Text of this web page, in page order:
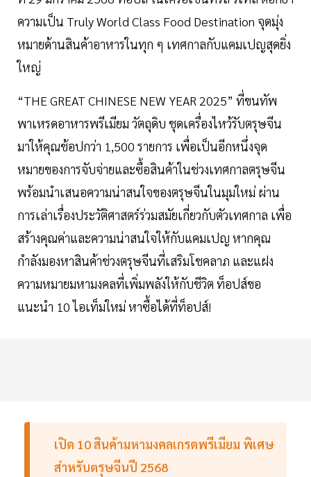
ความเป็น Truly World Class Food Destination จุดมุ่ง
หมายด้านสินค้าอาหารในทุก ๆ เทศกาลกับแคมเปญสุดยิ่ง
ใหญ่
“THE GREAT CHINESE NEW YEAR 2025” ที่ขนทัพ
พาเหรดอาหารพรีเมียม วัตถุดิบ ชุดเครื่องไหว้รับตรุษจีน
มาให้คุณช้อปกว่า 1,500 รายการ เพื่อเป็นอีกหนึ่งจุด
หมายของการจับจ่ายและซื้อสินค้าในช่วงเทศกาลตรุษจีน
พร้อมนำเสนอความน่าสนใจของตรุษจีนในมุมใหม่ ผ่าน
การเล่าเรื่องประวัติศาสตร์ร่วมสมัยเกี่ยวกับตัวเทศกาล เพื่อ
สร้างคุณค่าและความน่าสนใจให้กับแคมเปญ หากคุณ
กำลังมองหาสินค้าช่วงตรุษจีนที่เสริมโชคลาภ และแฝง
ความหมายมหามงคลที่เพิ่มพลังให้กับชีวิต ท็อปส์ขอ
แนะนำ 10 ไอเท็มใหม่ หาซื้อได้ที่ท็อปส์!
เปิด 10 สินค้ามหามงคลเกรดพรีเมียม พิเศษ
สำหรับตรุษจีนปี 2568